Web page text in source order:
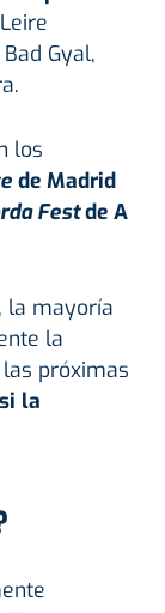
Leire
Gyal,
los
de Madrid
Festde A
la mayoría
la
próximas
la